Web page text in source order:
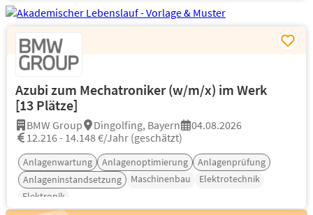
Azubi zum Mechatroniker (w/m/x) im Werk
[13 Plätze]
BMW Group Dingolfing, Bayern
04.08.2026
12.216 - 14.148 €/Jahr (geschätzt)
Anlagenwartung Anlagenoptimierung
Anlagenprüfung
Anlageninstandsetzung
Maschinenbau
Elektrotechnik
Elektronik